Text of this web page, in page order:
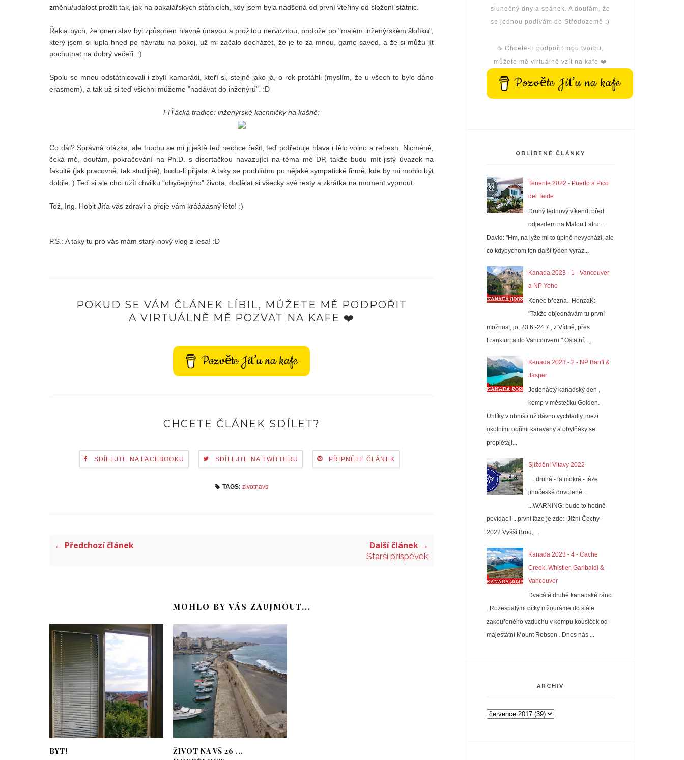
změnu/událost prožít tak, jak na bakalářských státnicích, kdy jsem byla nadšená od první vteřiny od složení státnic.
Řekla bych, že onen stav byl způsoben hlavně únavou a prožitou nervozitou, protože po "malém inženýrském šlofíku",
který jsem si lupla hned po návratu na pokoj, už mi začalo docházet, že je to za mnou, game saved, a že si můžu jít
pochutnat na dobrý večeři. :)
Spolu se mnou odstátnicovali i zbylí kamarádi, kteří si, stejně jako já, o rok protáhli (myslím, že u všech to bylo dáno
erasmem), a tak už si teď všichni můžeme "nadávat do inženýrů". :D
FIŤácká tradice: inženýrské kachničky na kašně:
Co dál? Správná otázka, ale trochu se mi ji ještě teď nechce řešit, teď potřebuje hlava i tělo volno a refresh. Nicméně,
čeká mě, doufám, pokračování na Ph.D. s disertačkou navazující na téma mé DP, takže budu mít jistý úvazek na
fakultě (jak pracovně, tak studijně), budu-li přijata. A taky se poohlídnu po nějaké sympatické firmě, kde by mi mohlo být
dobře :) Teď si ale chci užít chvilku "obyčejnýho" života, dodělat si všecky své resty a zkrátka na moment vypnout.
Tož, Ing. Hobit Jíťa vás zdraví a přeje vám kráááásný léto! :)
P.S.: A taky tu pro vás mám starý-nový vlog z lesa! :D
POKUD SE VÁM ČLÁNEK LÍBIL, MŮŽETE MĚ PODPOŘIT
A VIRTUÁLNĚ MĚ POZVAT NA KAFE ❤️
Pozvěte Jíťu na kafe
CHCETE ČLÁNEK SDÍLET?
SDÍLEJTE NA FACEBOOKU SDÍLEJTE NA TWITTERU PŘIPNĚTE ČLÁNEK
TAGS: zivotnavs
← Předchozí článek Další článek →
Starší příspěvek
MOHLO BY VÁS ZAUJMOUT...
BYT!
ŽIVOT NA VŠ 26 ...
slunečný dny a spánek. A doufám, že
se jednou podívám do Středozemě :)
☕️ Chcete-li podpořit mou tvorbu,
můžete mě virtuálně vzít na kafe ❤️
Pozvěte Jíťu na kafe
OBLÍBENÉ ČLÁNKY
Tenerife 2022 - Puerto a Pico
del Teide
Druhý lednový víkend, před
odjezdem na Malou Fatru...
David: "Hm, na lyže mi to úplně nevychází, ale
co kdybychom ten další týden vyraz...
Kanada 2023 - 1 - Vancouver
a NP Yoho
Konec března. HonzaK:
"Takže objednávám tu první
možnost, jo, 23.6.-24.7., z Vídně, přes
Frankfurt a do Vancouveru." Ostatní: ...
Kanada 2023 - 2 - NP Banff &
Jasper
Jedenáctý kanadský den ,
kemp v městečku Golden.
Uhlíky v ohništi už dávno vychladly, mezi
okolními obřími karavany a obytňáky se
proplétají...
Sjíždění Vltavy 2022
...druhá - ta mokrá - fáze
jihočeské dovolené...
...WARNING: bude to hodně
povídací! ...první fáze je zde: Jižní Čechy
2022 Vyšší Brod, ...
Kanada 2023 - 4 - Cache
Creek, Whistler, Garibaldi &
Vancouver
Dvacáté druhé kanadské ráno
. Rozespalými očky mžouráme do stále
zakouřeného vzduchu v kempu kousíček od
majestátní Mount Robson . Dnes nás ...
ARCHIV